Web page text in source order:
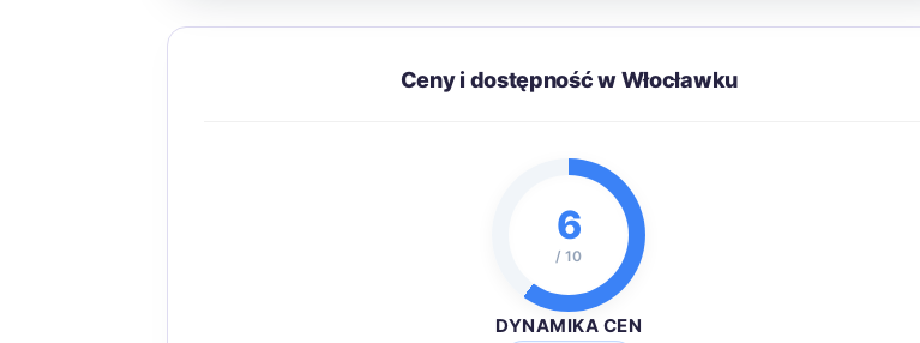
Ceny i dostępność w Włocławku
6
/ 10
DYNAMIKA CEN